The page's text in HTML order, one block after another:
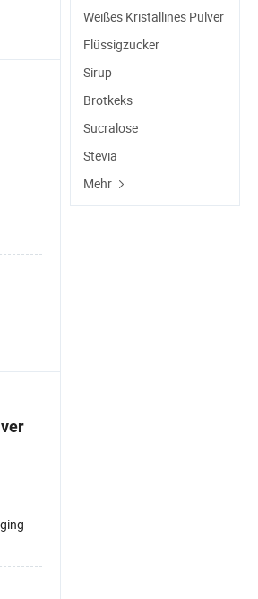
Weißes Kristallines Pulver
Flüssigzucker
Sirup
Brotkeks
Sucralose
Stevia
Mehr